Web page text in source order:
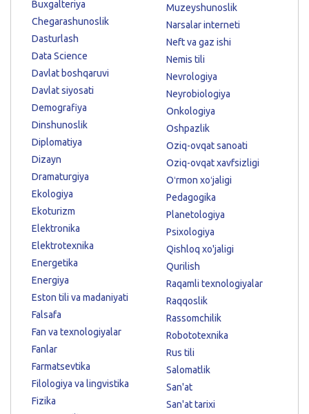
Buxgalteriya
Chegarashunoslik
Dasturlash
Data Science
Davlat boshqaruvi
Davlat siyosati
Demografiya
Dinshunoslik
Diplomatiya
Dizayn
Dramaturgiya
Ekologiya
Ekoturizm
Elektronika
Elektrotexnika
Energetika
Energiya
Eston tili va madaniyati
Falsafa
Fan va texnologiyalar
Fanlar
Farmatsevtika
Filologiya va lingvistika
Fizika
Muzeyshunoslik
Narsalar interneti
Neft va gaz ishi
Nemis tili
Nevrologiya
Neyrobiologiya
Onkologiya
Oshpazlik
Oziq-ovqat sanoati
Oziq-ovqat xavfsizligi
Oʻrmon xoʻjaligi
Pedagogika
Planetologiya
Psixologiya
Qishloq xo'jaligi
Qurilish
Raqamli texnologiyalar
Raqqoslik
Rassomchilik
Robototexnika
Rus tili
Salomatlik
San'at
San'at tarixi